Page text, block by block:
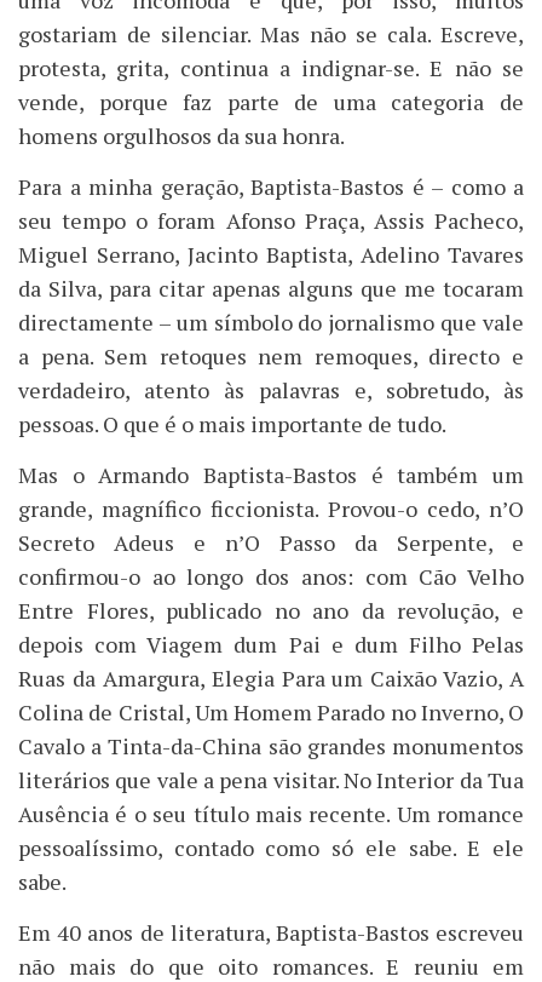
gostariam de silenciar. Mas não se cala. Escreve,
protesta, grita, continua a indignar-se. E não se
vende, porque faz parte de uma categoria de
homens orgulhosos da sua honra.
Para a minha geração, Baptista-Bastos é – como a
seu tempo o foram Afonso Praça, Assis Pacheco,
Miguel Serrano, Jacinto Baptista, Adelino Tavares
da Silva, para citar apenas alguns que me tocaram
directamente – um símbolo do jornalismo que vale
a pena. Sem retoques nem remoques, directo e
verdadeiro, atento às palavras e, sobretudo, às
pessoas. O que é o mais importante de tudo.
Mas o Armando Baptista-Bastos é também um
grande, magnífico ficcionista. Provou-o cedo, n’O
Secreto Adeus e n’O Passo da Serpente, e
confirmou-o ao longo dos anos: com Cão Velho
Entre Flores, publicado no ano da revolução, e
depois com Viagem dum Pai e dum Filho Pelas
Ruas da Amargura, Elegia Para um Caixão Vazio, A
Colina de Cristal, Um Homem Parado no Inverno, O
Cavalo a Tinta-da-China são grandes monumentos
literários que vale a pena visitar. No Interior da Tua
Ausência é o seu título mais recente. Um romance
pessoalíssimo, contado como só ele sabe. E ele
sabe.
Em 40 anos de literatura, Baptista-Bastos escreveu
não mais do que oito romances. E reuniu em